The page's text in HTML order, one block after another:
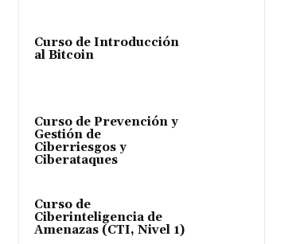
Curso de Introducción
al Bitcoin
Curso de Prevención y
Gestión de
Ciberriesgos y
Ciberataques
Curso de
Ciberinteligencia de
Amenazas (CTI, Nivel 1)